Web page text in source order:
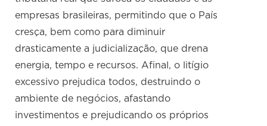
empresas brasileiras, permitindo que o País
cresça, bem como para diminuir
drasticamente a judicialização, que drena
energia, tempo e recursos. Afinal, o litígio
excessivo prejudica todos, destruindo o
ambiente de negócios, afastando
investimentos e prejudicando os próprios